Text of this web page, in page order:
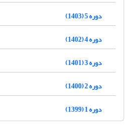
دوره 5 (1403)
دوره 4 (1402)
دوره 3 (1401)
دوره 2 (1400)
دوره 1 (1399)